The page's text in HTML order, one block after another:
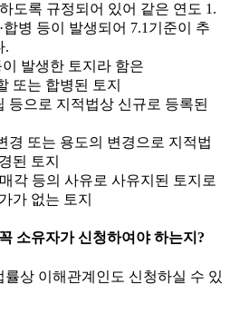
도록 규정되어 있어 같은 연도 1.
합병 등이 발생되어 7.1기준이 추
.
발생한 토지라 함은
또는 합병된 토지
등으로 지적법상 신규로 등록된
경 또는 용도의 변경으로 지적법
된 토지
각 등의 사유로 사유지된 토지로
가 없는 토지
소유자가 신청하여야 하는지?
률상 이해관계인도 신청하실 수 있